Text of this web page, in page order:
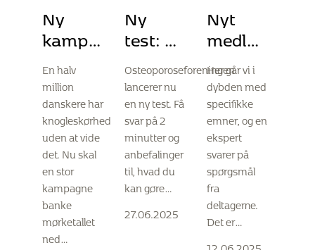
Ny
kampagne:
100.000
danskere
skal
teste
deres
risiko
for
knogleskørhed
En halv
million
danskere har
knogleskørhed
uden at vide
det. Nu skal
en stor
kampagne
banke
mørketallet
ned…
Ny
test: Er
risiko
for
knogleskørhed?
Osteoporoseforeningen
lancerer nu
en ny test. Få
svar på 2
minutter og
anbefalinger
til, hvad du
kan gøre…
27.06.2025
Nyt
Åben
rådgivning
Her går vi i
dybden med
specifikke
emner, og en
ekspert
svarer på
spørgsmål
fra
deltagerne.
Det er…
12.06.2025